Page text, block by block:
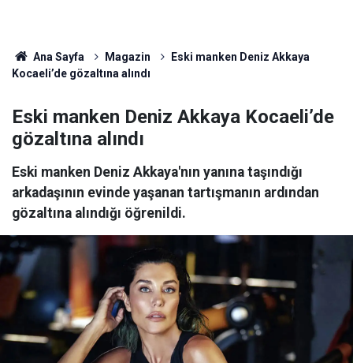
Ana Sayfa Magazin
Eski manken Deniz Akkaya
Kocaeli’de gözaltına alındı
Eski manken Deniz Akkaya Kocaeli’de
gözaltına alındı
Eski manken Deniz Akkaya'nın yanına taşındığı
arkadaşının evinde yaşanan tartışmanın ardından
gözaltına alındığı öğrenildi.